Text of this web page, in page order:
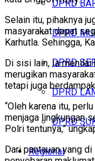
DPRD
DPRD
DPRD
DPRD
DPRD
Regional
Selain itu, pihaknya
masyarakat dapat
Karhutla. Sehingga,
Di sisi lain, Ia menilai
merugikan
tetapi juga
“Oleh karena itu,
menjaga lingkungan
Polri tentunya,”
Dari pantauan yang